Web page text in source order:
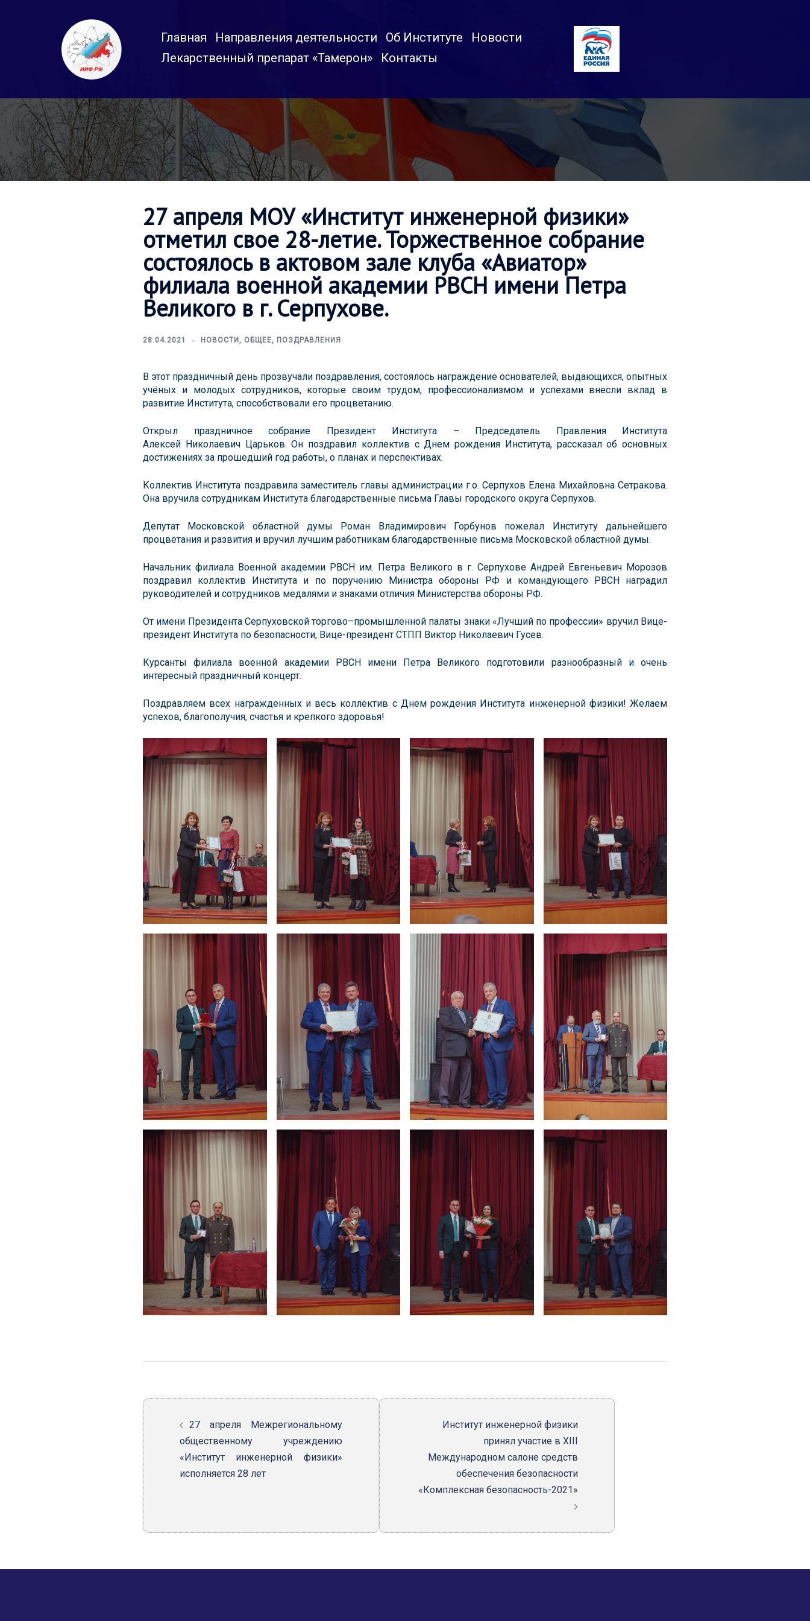
содержимому
Главная Направления деятельности Об Институте
Новости
Лекарственный препарат «Тамерон»
Контакты
27 апреля МОУ «Институт инженерной физики»
отметил свое 28-летие. Торжественное собрание
состоялось в актовом зале клуба «Авиатор»
филиала военной академии РВСН имени Петра
Великого в г. Серпухове.
28.04.2021 НОВОСТИ , ОБЩЕЕ, ПОЗДРАВЛЕНИЯ
В этот праздничный день прозвучали поздравления, состоялось награждение основателей, выдающихся, опытных
учёных и молодых сотрудников, которые своим трудом, профессионализмом и успехами внесли вклад в
развитие Института, способствовали его процветанию.
Открыл праздничное собрание Президент Института – Председатель Правления Института
Алексей Николаевич Царьков. Он поздравил коллектив с Днем рождения Института, рассказал об основных
достижениях за прошедший год работы, о планах и перспективах.
Коллектив Института поздравила заместитель главы администрации г.о. Серпухов Елена Михайловна Сетракова.
Она вручила сотрудникам Института благодарственные письма Главы городского округа Серпухов.
Депутат Московской областной думы Роман Владимирович Горбунов пожелал Институту дальнейшего
процветания и развития и вручил лучшим работникам благодарственные письма Московской областной думы.
Начальник филиала Военной академии РВСН им. Петра Великого в г. Серпухове Андрей Евгеньевич Морозов
поздравил коллектив Института и по поручению Министра обороны РФ и командующего РВСН наградил
руководителей и сотрудников медалями и знаками отличия Министерства обороны РФ.
От имени Президента Серпуховской торгово–промышленной палаты знаки «Лучший по профессии» вручил Вице-
президент Института по безопасности, Вице-президент СТПП Виктор Николаевич Гусев.
Курсанты филиала военной академии РВСН имени Петра Великого подготовили разнообразный и очень
интересный праздничный концерт.
Поздравляем всех награжденных и весь коллектив с Днем рождения Института инженерной физики! Желаем
успехов, благополучия, счастья и крепкого здоровья!
Навигация
записи
27 апреля Межрегиональному
общественному учреждению
«Институт инженерной физики»
исполняется 28 лет
Институт инженерной физики
принял участие в XIII
Международном салоне средств
обеспечения безопасности
«Комплексная безопасность-2021»